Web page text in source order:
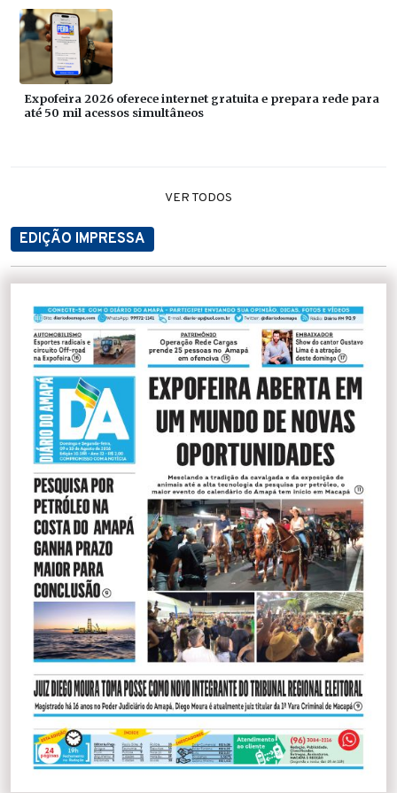
Expofeira 2026 oferece internet gratuita e prepara rede para
até 50 mil acessos simultâneos
VER TODOS
EDIÇÃO IMPRESSA